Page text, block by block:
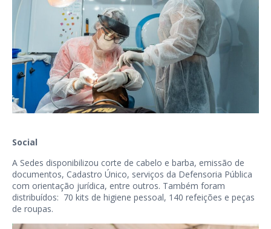
Social
A Sedes disponibilizou corte de cabelo e barba, emissão de
documentos, Cadastro Único, serviços da Defensoria Pública
com orientação jurídica, entre outros. Também foram
distribuídos: 70 kits de higiene pessoal, 140 refeições e peças
de roupas.